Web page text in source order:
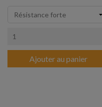
Ajouter au panier